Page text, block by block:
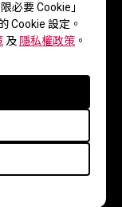
必要 Cookie」
Cookie 設定。
及 隱私權政策 。